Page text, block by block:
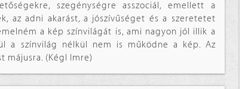
szegénységre asszociál, emellett a
az adni akarást, a jószívűséget és a szeretetet
a kép színvilágát is, ami nagyon jól illik a
a színvilág nélkül nem is működne a kép. Az
májusra. (Kégl Imre)